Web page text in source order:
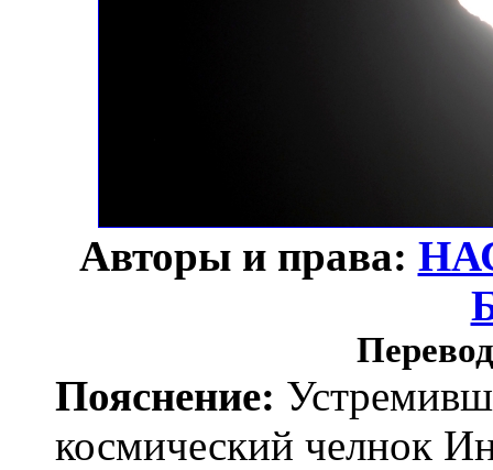
Авторы и права:
Пояснение:
космический челнок